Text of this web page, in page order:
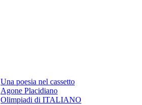
Una poesia nel cassetto
Agone Placidiano
Olimpiadi di ITALIANO